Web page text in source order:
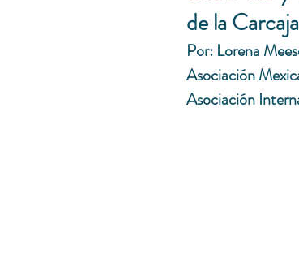
de la
Por: Lorena
Asociación
Asociación